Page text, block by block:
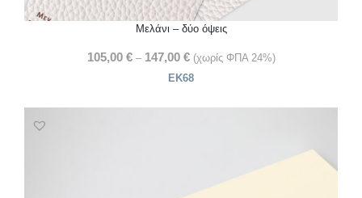
Μελάνι – δύο όψεις
105,00 € – 147,00 € (χωρίς ΦΠΑ 24%)
ΕΚ68